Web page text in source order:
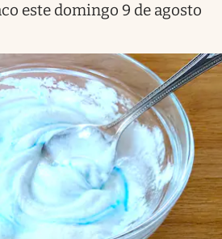
este domingo 9 de agosto